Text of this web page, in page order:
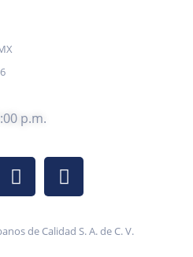
p.m.
de Calidad S. A. de C. V.